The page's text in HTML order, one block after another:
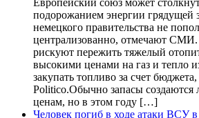
Европейский союз может
подорожанием энергии грядущей
немецкого правительства не
централизованно, отмечают
рискуют пережить тяжелый
высокими ценами на газ и тепло
закупать топливо за счет
Politico.Обычно запасы создаются
ценам, но в этом году […]
Человек погиб в ходе атаки ВСУ в